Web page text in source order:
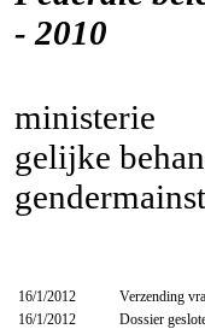
- 2010
ministerie
gelijke
16/1/2012
Verzending
16/1/2012
Dossier